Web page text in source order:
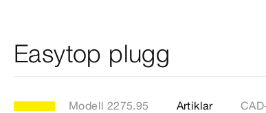
Easytop plugg
Modell 2275.95 Artiklar